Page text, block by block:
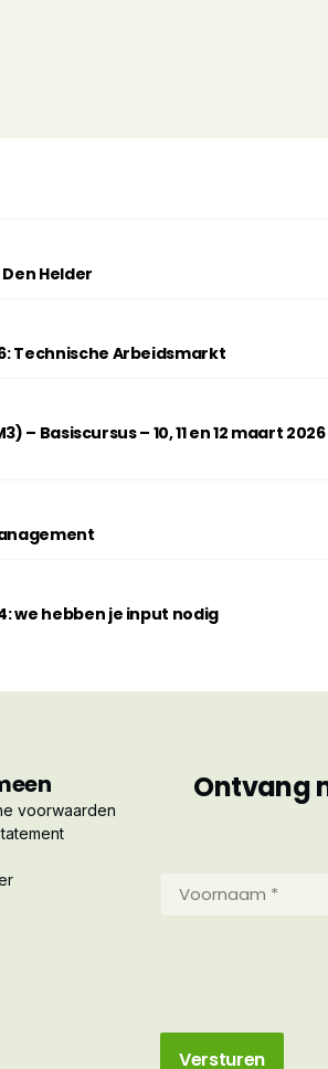
Helder
Technische Arbeidsmarkt
– Basiscursus – 10, 11 en 12 maart 2026
we hebben je input nodig
voorwaarden
Ontvang